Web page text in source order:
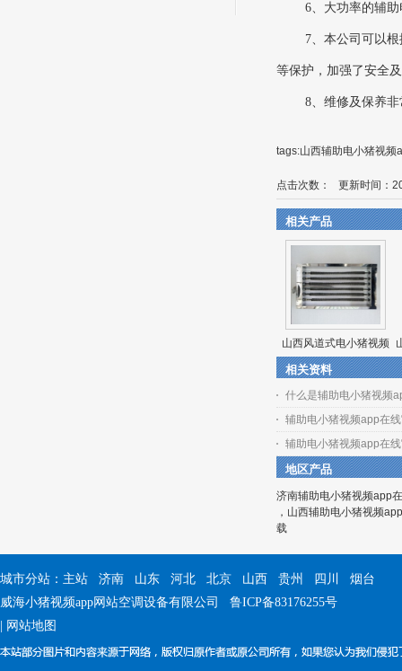
6、大功率的
7、本公司可以
等保护，加强了安全
8、维修及保养
tags:山西辅助电小猪视频
点击次数： 更新时间
相关产品
山西风道式电小猪视频
app在线官方下载
相关资料
什么是辅助电小猪视频app
辅助电小猪视频app在
辅助电小猪视频app在
地区产品
济南辅助电小猪视频app
， 山西辅助电小猪视频
载
城市分站： 主站 济南 山东 河北 北京 山西 贵州 四川
烟台
威海小猪视频app网站空调设备有限公司 鲁ICP备83176255号
网站地图